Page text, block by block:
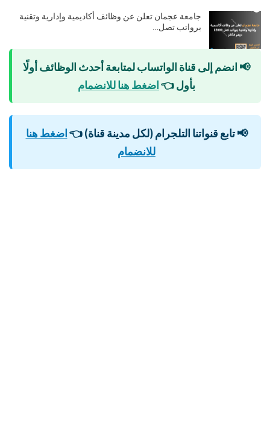
جامعة عجمان تعلن عن وظائف أكاديمية وإدارية وتقنية
برواتب تصل…
📢 انضم إلى قناة الواتساب لمتابعة أحدث الوظائف أولًا
بأول👈اضغط هنا للانضمام
📢 تابع قنواتنا التلجرام (لكل مدينة قناة)👈اضغط هنا
للانضمام